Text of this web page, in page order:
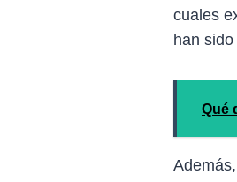
cuales
han
Qué